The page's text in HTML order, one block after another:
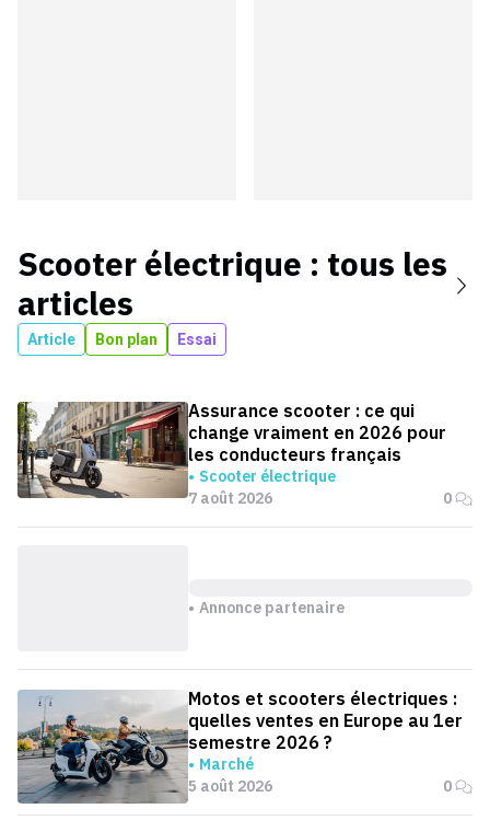
Scooter électrique : tous les
articles
Article Bon plan Essai
Assurance scooter : ce qui
change vraiment en 2026 pour
les conducteurs français
Scooter électrique
7 août 2026
0
Annonce partenaire
Motos et scooters électriques :
quelles ventes en Europe au 1er
semestre 2026 ?
Marché
5 août 2026
0